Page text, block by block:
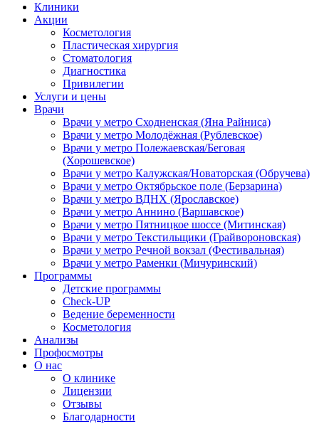
Клиники
Акции
Косметология
Пластическая хирургия
Стоматология
Диагностика
Привилегии
Услуги и цены
Врачи
Врачи у метро Сходненская (Яна Райниса)
Врачи у метро Молодёжная (Рублевское)
Врачи у метро Полежаевская/Беговая
(Хорошевское)
Врачи у метро Калужская/Новаторская (Обручева)
Врачи у метро Октябрьское поле (Берзарина)
Врачи у метро ВДНХ (Ярославское)
Врачи у метро Аннино (Варшавское)
Врачи у метро Пятницкое шоссе (Митинская)
Врачи у метро Текстильщики (Грайвороновская)
Врачи у метро Речной вокзал (Фестивальная)
Врачи у метро Раменки (Мичуринский)
Программы
Детские программы
Check-UP
Ведение беременности
Косметология
Анализы
Профосмотры
О нас
О клинике
Лицензии
Отзывы
Благодарности